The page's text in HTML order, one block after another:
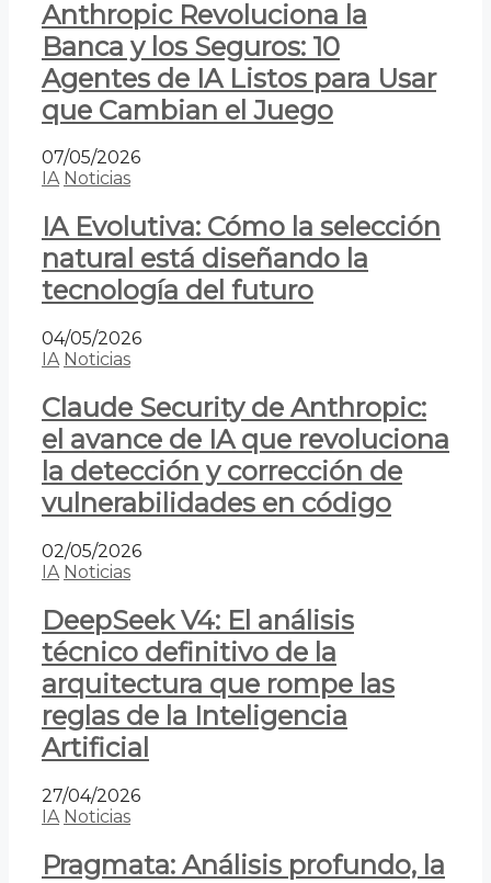
Anthropic Revoluciona la
Banca y los Seguros: 10
Agentes de IA Listos para Usar
que Cambian el Juego
07/05/2026
IA Noticias
IA Evolutiva: Cómo la selección
natural está diseñando la
tecnología del futuro
04/05/2026
IA Noticias
Claude Security de Anthropic:
el avance de IA que revoluciona
la detección y corrección de
vulnerabilidades en código
02/05/2026
IA Noticias
DeepSeek V4: El análisis
técnico definitivo de la
arquitectura que rompe las
reglas de la Inteligencia
Artificial
27/04/2026
IA Noticias
Pragmata: Análisis profundo, la